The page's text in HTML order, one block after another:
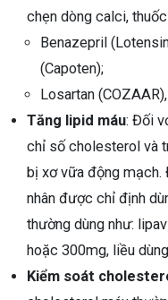
chẹn dòng calci,
Benazepril
(Capoten);
Losartan
Tăng lipid máu: Đối
chỉ số cholesterol và
bị xơ vữa động mạch.
nhân được chỉ định
thường dùng như:
hoặc 300mg, liều
Kiểm soát